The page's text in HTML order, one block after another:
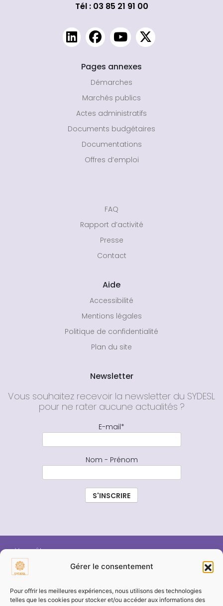
Gérer le consentement
Pour offrir les meilleures expériences, nous utilisons des technologies
telles que les cookies pour stocker et/ou accéder aux informations des
Tél : 03 85 21 91 00
Pages annexes
Démarches
Marchés publics
Actes administratifs
Documents budgétaires
Documentations
Offres d’emploi
FAQ
Rapport d’activité
Presse
Contact
Aide
Accessibilité
Mentions légales
Politique de confidentialité
Plan du site
Newsletter
Vous souhaitez recevoir la newsletter du SYDESL
pour ne rater aucune actualités ?
E-mail*
Nom - Prénom
Vous êtes :